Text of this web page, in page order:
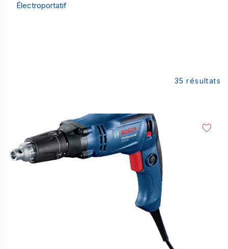
Électroportatif
35 résultats